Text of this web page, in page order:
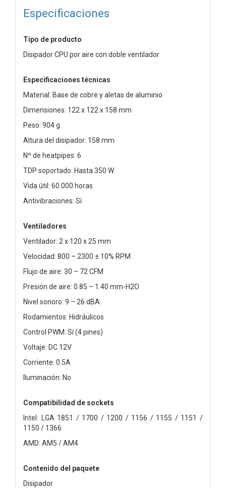
Especificaciones
Tipo de producto
Disipador CPU por aire con doble ventilador
Especificaciones técnicas
Material: Base de cobre y aletas de aluminio
Dimensiones: 122 x 122 x 158 mm
Peso: 904 g
Altura del disipador: 158 mm
Nº de heatpipes: 6
TDP soportado: Hasta 350 W
Vida útil: 60.000 horas
Antivibraciones: Sí
Ventiladores
Ventilador: 2 x 120 x 25 mm
Velocidad: 800 – 2300 ± 10% RPM
Flujo de aire: 30 – 72 CFM
Presión de aire: 0.85 – 1.40 mm-H2O
Nivel sonoro: 9 – 26 dBA
Rodamientos: Hidráulicos
Control PWM: Sí (4 pines)
Voltaje: DC 12V
Corriente: 0.5A
Iluminación: No
Compatibilidad de sockets
Intel: LGA 1851 / 1700 / 1200 / 1156 / 1155 / 1151 /
1150 / 1366
AMD: AM5 / AM4
Contenido del paquete
Disipador